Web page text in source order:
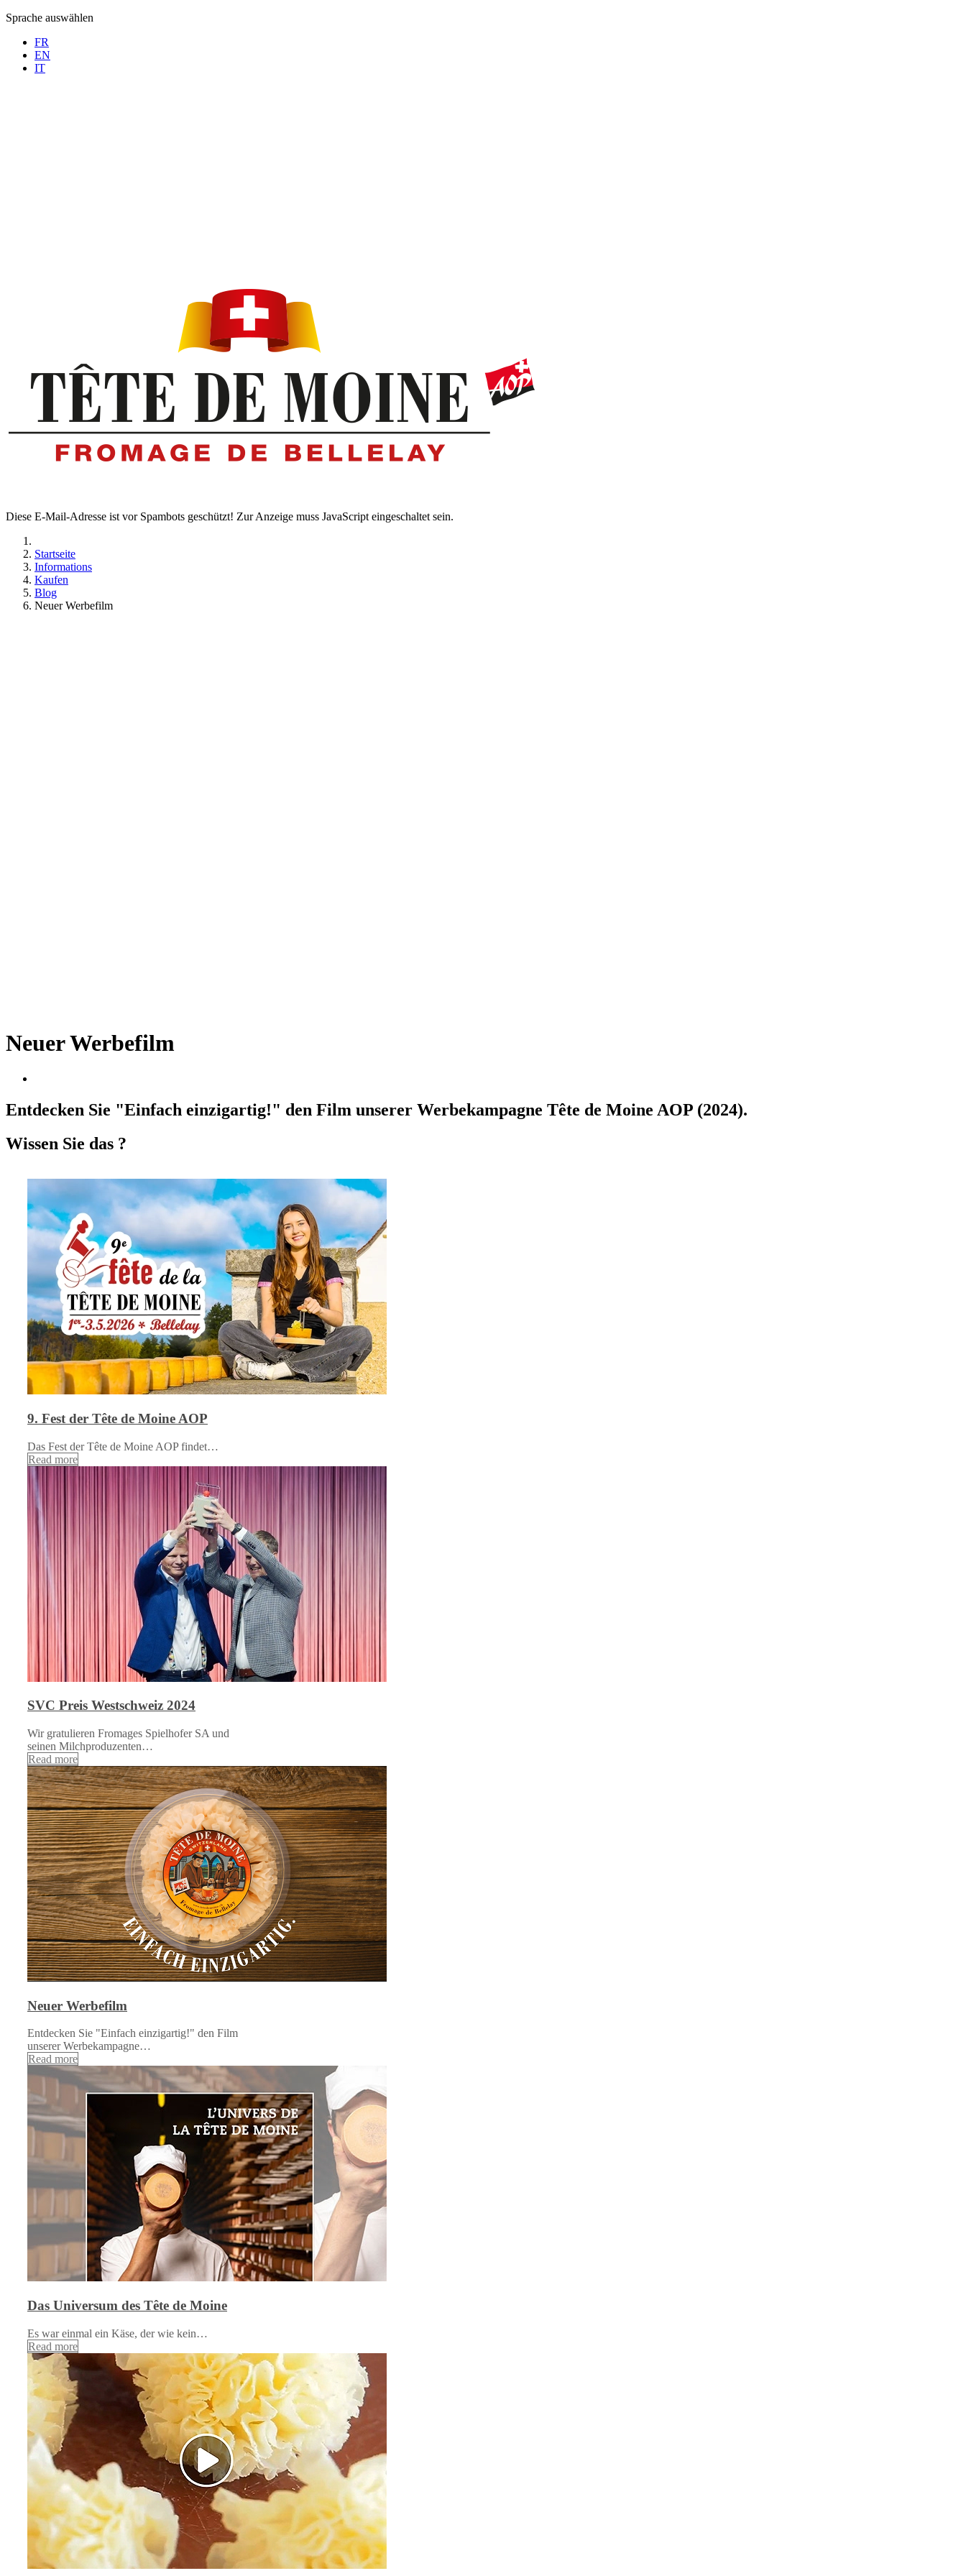
Sprache auswählen
FR
EN
IT
Diese E-Mail-Adresse ist vor Spambots geschützt! Zur Anzeige muss JavaScript eingeschaltet sein.
Startseite
Informations
Kaufen
Blog
Neuer Werbefilm
Neuer Werbefilm
Entdecken Sie "Einfach einzigartig!" den Film unserer Werbekampagne Tête de Moine AOP (2024).
Wissen Sie das ?
9. Fest der Tête de Moine AOP
Das Fest der Tête de Moine AOP findet…
Read more
SVC Preis Westschweiz 2024
Wir gratulieren Fromages Spielhofer SA und
seinen Milchproduzenten…
Read more
Neuer Werbefilm
Entdecken Sie "Einfach einzigartig!" den Film
unserer Werbekampagne…
Read more
Das Universum des Tête de Moine
Es war einmal ein Käse, der wie kein…
Read more